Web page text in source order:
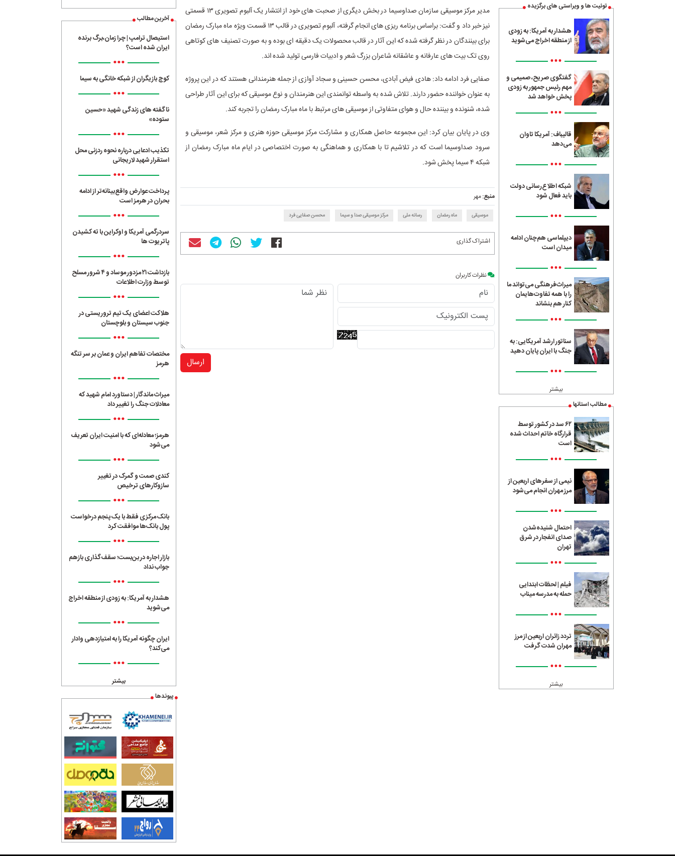
توئیت ها و ویراستی های برگزیده
هشدار به آمریکا: به زودی
از منطقه اخراج می‌شوید
•••
گفتگوی صریح، صمیمی و
مهم رئیس جمهور به زودی
پخش خواهد شد
•••
قالیباف: آمریکا تاوان
می‌دهد
•••
شبکه اطلاع‌رسانی دولت
باید فعال شود
•••
دیپلماسی هم‌چنان ادامه
میدان است
•••
میراث‌فرهنگی می‌تواند ما
را با همه تفاوت‌هایمان
کنار هم بنشاند
•••
سناتور ارشد آمریکایی: به
جنگ با ایران پایان دهید
•••
بیشتر
مطالب استانها
۶۲ سد در کشور توسط
قرارگاه خاتم احداث شده
است
•••
نیمی از سفرهای اربعین از
مرز مهران انجام می‌شود
•••
احتمال شنیده‌شدن
صدای انفجار در شرق
تهران
•••
فیلم | لحظات ابتدایی
حمله به مدرسه میناب
•••
تردد زائران اربعین از مرز
مهران شدت گرفت
•••
بیشتر
مدیر مرکز موسیقی سازمان صداوسیما در بخش دیگری از صحبت های خود از انتشار یک آلبوم تصویری ۱۳ قسمتی
نیز خبر داد و گفت: براساس برنامه ریزی های انجام گرفته، آلبوم تصویری در قالب ۱۳ قسمت ویژه ماه مبارک رمضان
برای بینندگان در نظر گرفته شده که این آثار در قالب محصولات یک دقیقه ای بوده و به صورت تصنیف های کوتاهی
روی تک بیت های عارفانه و عاشقانه شاعران بزرگ شعر و ادبیات فارسی تولید شده اند.
صفایی فرد ادامه داد: هادی فیض آبادی، محسن حسینی و سجاد آوازی از جمله هنرمندانی هستند که در این پروژه
به عنوان خواننده حضور دارند. تلاش شده به واسطه توانمندی این هنرمندان و نوع موسیقی که برای این آثار طراحی
شده، شنونده و بیننده حال و هوای متفاوتی از موسیقی های مرتبط با ماه مبارک رمضان را تجربه کند.
وی در پایان بیان کرد: این مجموعه حاصل همکاری و مشارکت مرکز موسیقی حوزه هنری و مرکز شعر، موسیقی و
سرود صداوسیما است که در تلاشیم تا با همکاری و هماهنگی به صورت اختصاصی در ایام ماه مبارک رمضان از
شبکه ۴ سیما پخش شود.
منبع:مهر
موسیقی ماه رمضان رسانه ملی مرکز موسیقی صدا و سیما محسن صفایی فرد
اشتراک گذاری
نظرات کاربران
ارسال
آخرین مطالب
استیصال ترامپ | چرا زمان،برگ برنده
ایران شده است؟
•••
کوچ بازیگران از شبکه خانگی به سیما
•••
ناگفته های زندگی شهید «حسین
ستوده»
•••
تکذیب ادعایی درباره نحوه ردزنی محل
استقرار شهید لاریجانی
•••
پرداخت عوارض واقع‌بینانه‌تر از ادامه
بحران در هرمز است
•••
سردرگمی آمریکا و اوکراین با ته کشیدن
پاتریوت ها
•••
بازداشت ۲۱ مزدور موساد و ۴ شرور مسلح
توسط وزارت اطلاعات
•••
هلاکت اعضای یک تیم تروریستی در
جنوب سیستان و بلوچستان
•••
مختصات تفاهم ایران و عمان بر سر تنگه
هرمز
•••
میراث ماندگار | دستاورد امام شهید که
معادلات جنگ را تغییر داد
•••
هرمز؛ معادله‌ای که با امنیت ایران تعریف
می‌شود
•••
کندی صمت و گمرک در تغییر
سازوکارهای ترخیص
•••
بانک مرکزی فقط با یک‌ پنجم درخواست
پول بانک‌ها موافقت کرد
•••
بازار اجاره در بن‌بست؛ سقف‌گذاری بازهم
جواب نداد
•••
هشدار به آمریکا: به زودی از منطقه اخراج
می‌شوید
•••
ایران چگونه آمریکا را به امتیازدهی وادار
می‌کند؟
•••
بیشتر
پیوندها